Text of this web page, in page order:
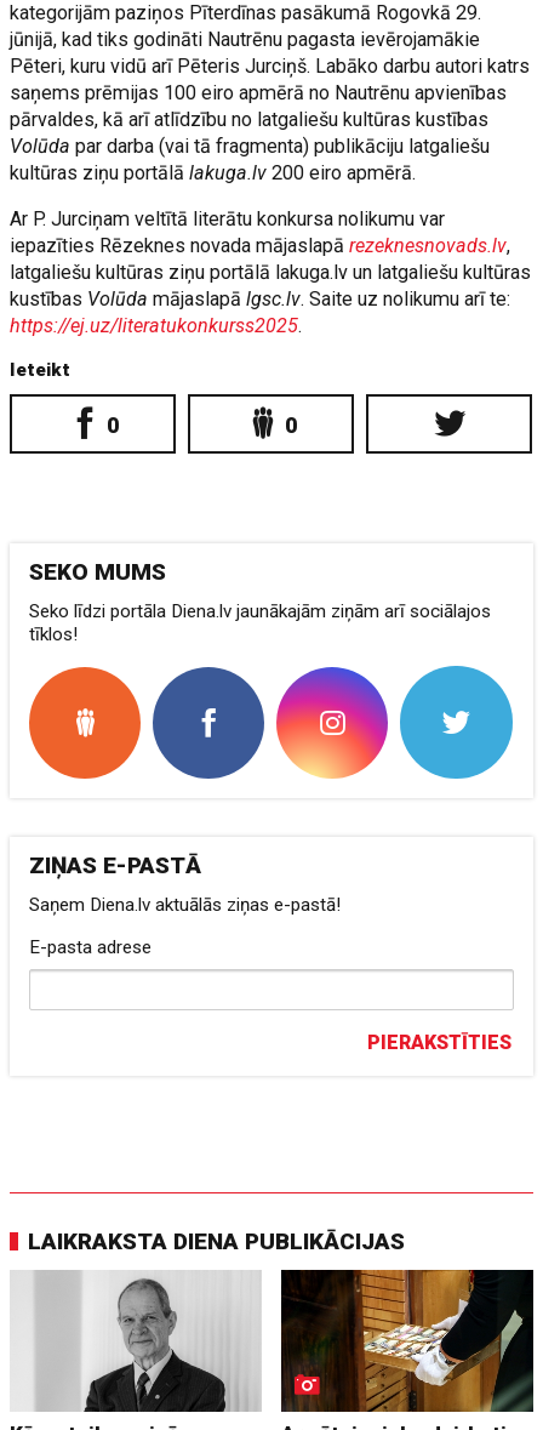
kategorijām paziņos Pīterdīnas pasākumā Rogovkā 29.
jūnijā, kad tiks godināti Nautrēnu pagasta ievērojamākie
Pēteri, kuru vidū arī Pēteris Jurciņš. Labāko darbu autori katrs
saņems prēmijas 100 eiro apmērā no Nautrēnu apvienības
pārvaldes, kā arī atlīdzību no latgaliešu kultūras kustības
Volūda par darba (vai tā fragmenta) publikāciju latgaliešu
kultūras ziņu portālālakuga.lv 200 eiro apmērā.
Ar P. Jurciņam veltītā literātu konkursa nolikumu var
iepazīties Rēzeknes novada mājaslapārezeknesnovads.lv,
latgaliešu kultūras ziņu portālā lakuga.lv un latgaliešu kultūras
kustības Volūda mājaslapālgsc.lv. Saite uz nolikumu arī te:
https://ej.uz/literatukonkurss2025.
Ieteikt
0 0
SEKO MUMS
Seko līdzi portāla Diena.lv jaunākajām ziņām arī sociālajos
tīklos!
ZIŅAS E-PASTĀ
Saņem Diena.lv aktuālās ziņas e-pastā!
E-pasta adrese
PIERAKSTĪTIES
LAIKRAKSTA DIENA PUBLIKĀCIJAS